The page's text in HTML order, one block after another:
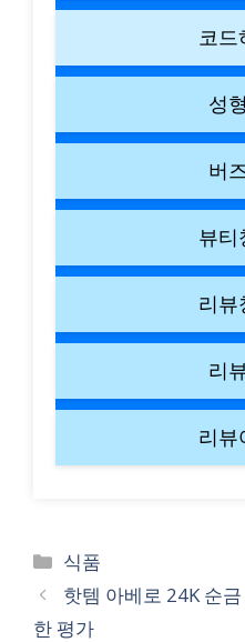
코드
성
버
뷰티
리뷰
리
리뷰
Categories
식품
핫템 아베로 24K 순
한 평가